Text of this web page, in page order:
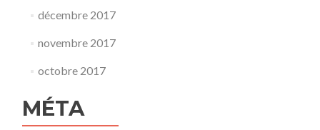
décembre 2017
novembre 2017
octobre 2017
MÉTA